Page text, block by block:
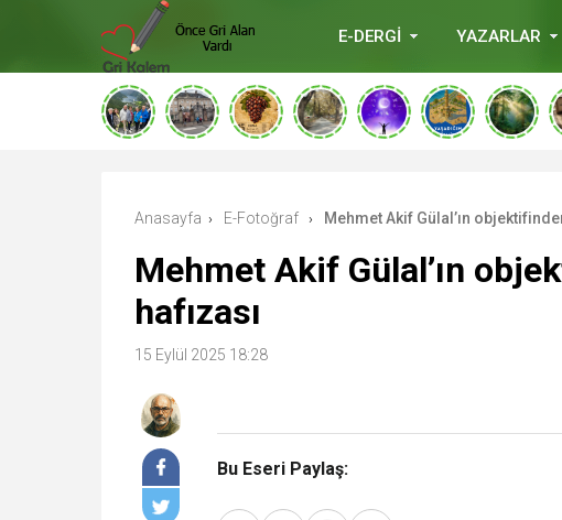
E-DERGİ YAZARLAR
Anasayfa › E-Fotoğraf › Mehmet Akif Gülal’ın
Mehmet Akif Gülal’ın
hafızası
15 Eylül 2025 18:28
Bu Eseri Paylaş: